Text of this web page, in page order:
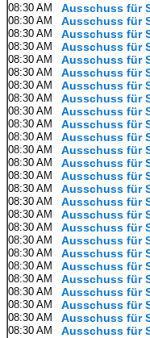
08:30 AM Ausschuss für
08:30 AM Ausschuss für
08:30 AM Ausschuss für
08:30 AM Ausschuss für
08:30 AM Ausschuss für
08:30 AM Ausschuss für
08:30 AM Ausschuss für
08:30 AM Ausschuss für
08:30 AM Ausschuss für
08:30 AM Ausschuss für
08:30 AM Ausschuss für
08:30 AM Ausschuss für
08:30 AM Ausschuss für
08:30 AM Ausschuss für
08:30 AM Ausschuss für
08:30 AM Ausschuss für
08:30 AM Ausschuss für
08:30 AM Ausschuss für
08:30 AM Ausschuss für
08:30 AM Ausschuss für
08:30 AM Ausschuss für
08:30 AM Ausschuss für
08:30 AM Ausschuss für
08:30 AM Ausschuss für
08:30 AM Ausschuss für
08:30 AM Ausschuss für